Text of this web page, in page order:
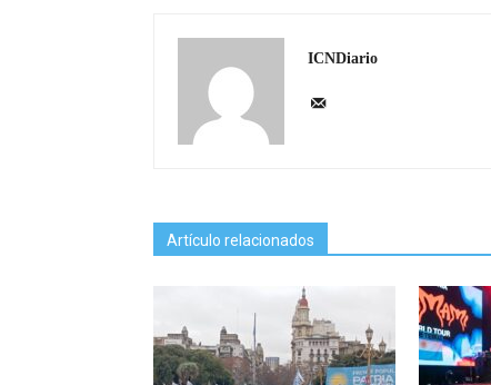
ICNDiario
Artículo relacionados